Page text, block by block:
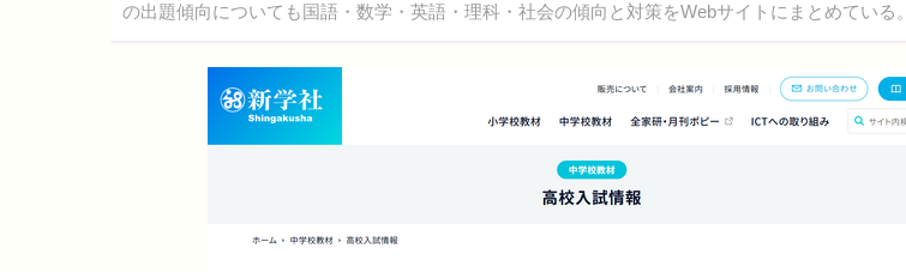
の出題傾向についても国語・数学・英語・理科・社会の傾向と対策をWebサイトにまとめている。